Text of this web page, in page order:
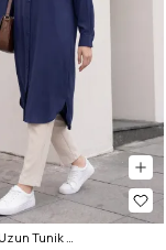
Basic Klasik Uzun Tunik 4061 - LACİVERT